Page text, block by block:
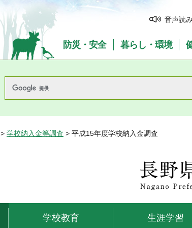
長野県Nagano Prefecture
音声読
防災・安全 暮らし・環境
> 学校納入金等調査 > 平成15年度学校納入金調査
長野県教育委
学校教育 生涯学習